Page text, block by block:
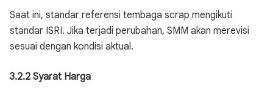
Saat ini, standar referensi tembaga scrap mengikuti
standar ISRI. Jika terjadi perubahan, SMM akan merevisi
sesuai dengan kondisi aktual.
3.2.2 Syarat Harga